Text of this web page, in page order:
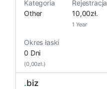
Kategoria
Other
Rejestracja
10,00zł.
1 Year
Okres łaski
0 Dni
(0,00zł.)
.biz